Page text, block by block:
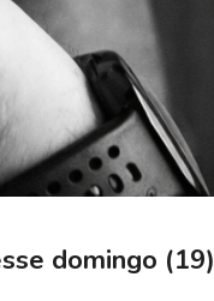
domingo (19)